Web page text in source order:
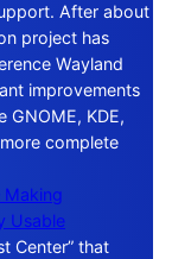
After about
project has
Wayland
improvements
GNOME, KDE,
complete
Making
Usable
Center” that